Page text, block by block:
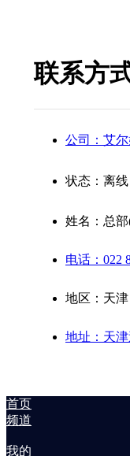
联系方
公司：艾
状态： 离线
姓名：总
电话：022
地区：天津
地址：天
首页
频道
我的